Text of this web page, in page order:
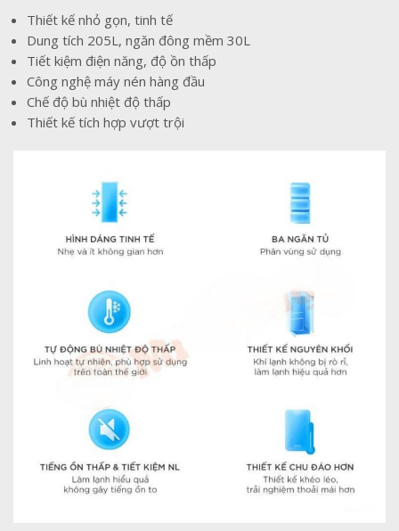
Thiết kế nhỏ gọn, tinh tế
Dung tích 205L, ngăn đông mềm 30L
Tiết kiệm điện năng, độ ồn thấp
Công nghệ máy nén hàng đầu
Chế độ bù nhiệt độ thấp
Thiết kế tích hợp vượt trội